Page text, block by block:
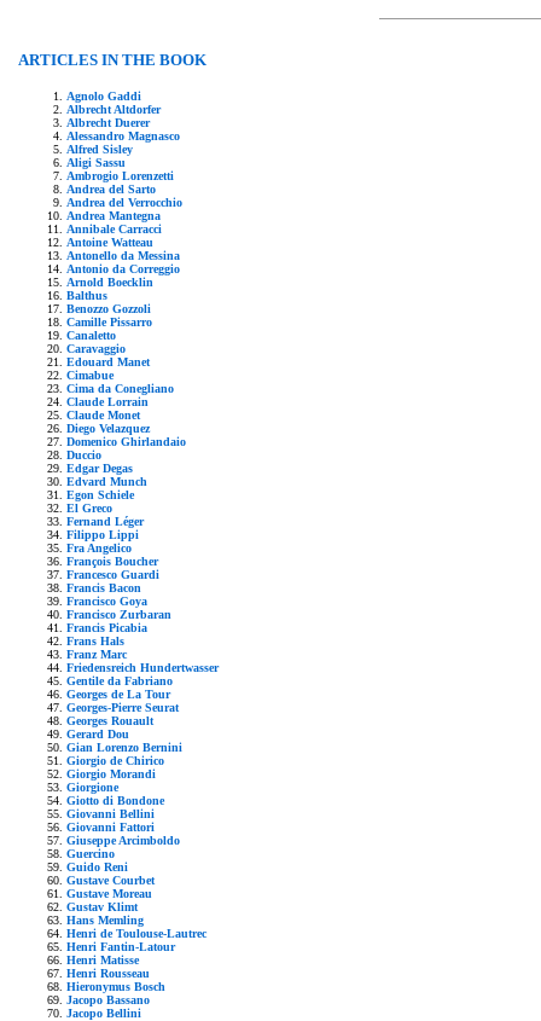
ARTICLES IN THE BOOK
Agnolo Gaddi
Albrecht Altdorfer
Albrecht Duerer
Alessandro Magnasco
Alfred Sisley
Aligi Sassu
Ambrogio Lorenzetti
Andrea del Sarto
Andrea del Verrocchio
Andrea Mantegna
Annibale Carracci
Antoine Watteau
Antonello da Messina
Antonio da Correggio
Arnold Boecklin
Balthus
Benozzo Gozzoli
Camille Pissarro
Canaletto
Caravaggio
Edouard Manet
Cimabue
Cima da Conegliano
Claude Lorrain
Claude Monet
Diego Velazquez
Domenico Ghirlandaio
Duccio
Edgar Degas
Edvard Munch
Egon Schiele
El Greco
Fernand Léger
Filippo Lippi
Fra Angelico
François Boucher
Francesco Guardi
Francis Bacon
Francisco Goya
Francisco Zurbaran
Francis Picabia
Frans Hals
Franz Marc
Friedensreich Hundertwasser
Gentile da Fabriano
Georges de La Tour
Georges-Pierre Seurat
Georges Rouault
Gerard Dou
Gian Lorenzo Bernini
Giorgio de Chirico
Giorgio Morandi
Giorgione
Giotto di Bondone
Giovanni Bellini
Giovanni Fattori
Giuseppe Arcimboldo
Guercino
Guido Reni
Gustave Courbet
Gustave Moreau
Gustav Klimt
Hans Memling
Henri de Toulouse-Lautrec
Henri Fantin-Latour
Henri Matisse
Henri Rousseau
Hieronymus Bosch
Jacopo Bassano
Jacopo Bellini